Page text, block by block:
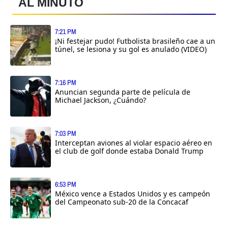
AL MINUTO
7:21 PM
¡Ni festejar pudo! Futbolista brasileño cae a un
túnel, se lesiona y su gol es anulado (VIDEO)
7:16 PM
Anuncian segunda parte de película de
Michael Jackson, ¿Cuándo?
7:03 PM
Interceptan aviones al violar espacio aéreo en
el club de golf donde estaba Donald Trump
6:53 PM
México vence a Estados Unidos y es campeón
del Campeonato sub-20 de la Concacaf